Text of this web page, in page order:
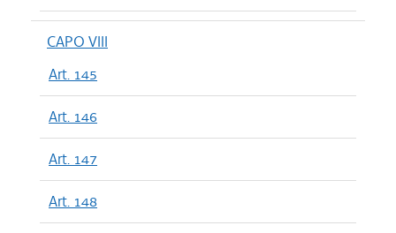
CAPO VIII
Art. 145
Art. 146
Art. 147
Art. 148